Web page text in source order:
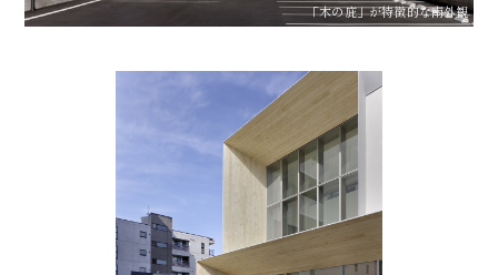
「木の庇」が特徴的な南外観